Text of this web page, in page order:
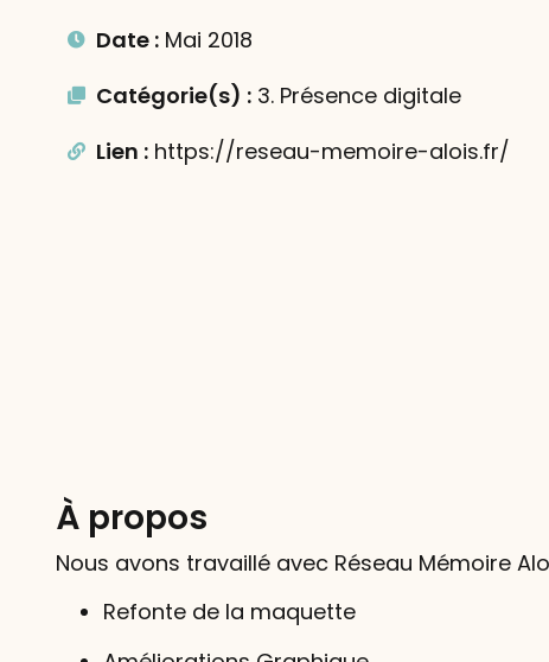
Date :Mai 2018
Catégorie(s) :3. Présence digitale
Lien :https://reseau-memoire-alois.fr/
À propos
Nous avons travaillé avec Réseau Mémoire
Refonte de la maquette